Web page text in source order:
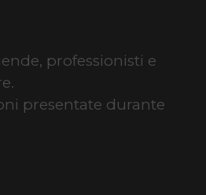
professionisti e
presentate durante